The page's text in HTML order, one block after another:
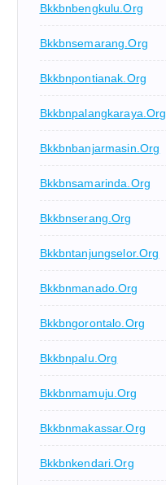
Bkkbnbengkulu.org
Bkkbnsemarang.org
Bkkbnpontianak.org
Bkkbnpalangkaraya.org
Bkkbnbanjarmasin.org
Bkkbnsamarinda.org
Bkkbnserang.org
Bkkbntanjungselor.org
Bkkbnmanado.org
Bkkbngorontalo.org
Bkkbnpalu.org
Bkkbnmamuju.org
Bkkbnmakassar.org
Bkkbnkendari.org